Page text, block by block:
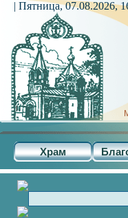
Храм
| Пятница, 07.08.2026,